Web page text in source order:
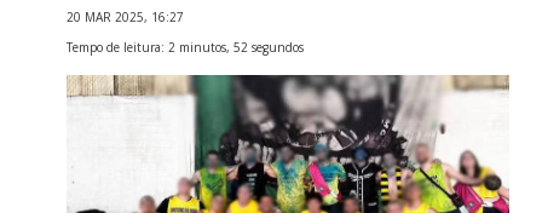
20 MAR 2025, 16:27
Tempo de leitura: 2 minutos, 52 segundos